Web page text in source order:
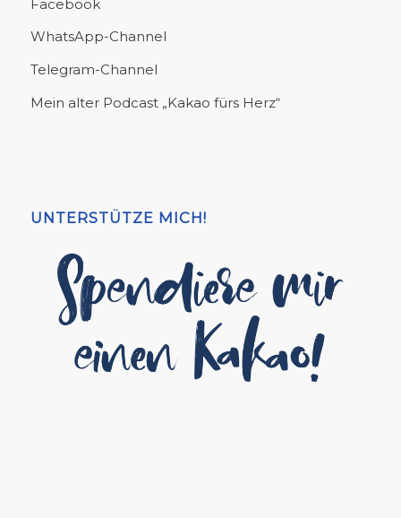
Facebook
WhatsApp-Channel
Telegram-Channel
Mein alter Podcast „Kakao fürs Herz“
UNTERSTÜTZE MICH!